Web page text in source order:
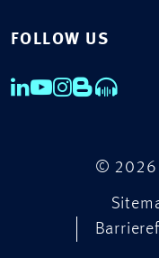
FOLLOW US
© 2026